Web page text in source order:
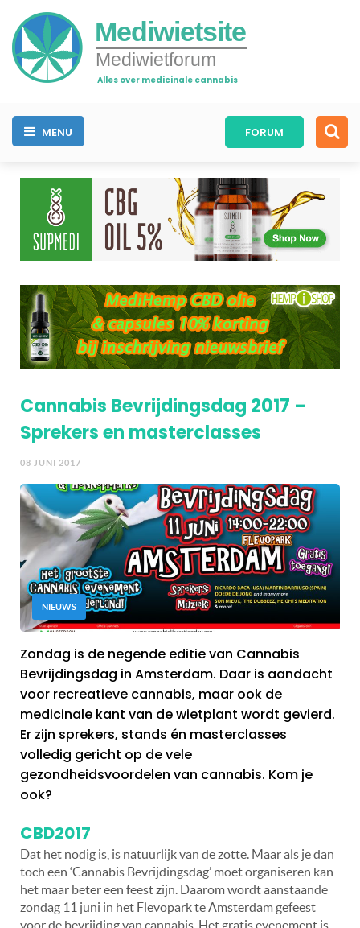
Mediwietsite
Mediwietforum
Alles over medicinale cannabis
MENU FORUM
Cannabis Bevrijdingsdag 2017 –
Sprekers en masterclasses
08 JUNI 2017
NIEUWS
Zondag is de negende editie van Cannabis
Bevrijdingsdag in Amsterdam. Daar is aandacht
voor recreatieve cannabis, maar ook de
medicinale kant van de wietplant wordt gevierd.
Er zijn sprekers, stands én masterclasses
volledig gericht op de vele
gezondheidsvoordelen van cannabis. Kom je
ook?
CBD2017
Dat het nodig is, is natuurlijk van de zotte. Maar als je dan
toch een ‘Cannabis Bevrijdingsdag’ moet organiseren kan
het maar beter een feest zijn. Daarom wordt aanstaande
zondag 11 juni in het Flevopark te Amsterdam gefeest
voor de bevrijding van cannabis. Het gratis evenement is